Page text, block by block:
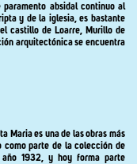
absidal continuo al
y de la iglesia, es bastante
castillo de Loarre, Murillo de
arquitectónica se encuentra
Maria es una de las obras más
como parte de la colección de
1932, y hoy forma parte